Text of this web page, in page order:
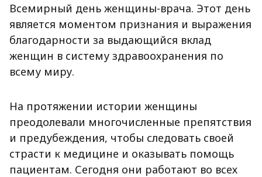
Всемирный день женщины-врача. Этот день
является моментом признания и выражения
благодарности за выдающийся вклад
женщин в систему здравоохранения по
всему миру.
На протяжении истории женщины
преодолевали многочисленные препятствия
и предубеждения, чтобы следовать своей
страсти к медицине и оказывать помощь
пациентам. Сегодня они работают во всех